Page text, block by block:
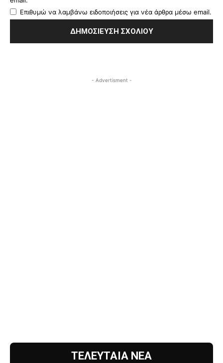
Επιθυμώ να λαμβάνω ειδοποιήσεις για νέα άρθρα μέσω email.
- Advertisment -
ΤΕΛΕΥΤΑΙΑ ΝΕΑ